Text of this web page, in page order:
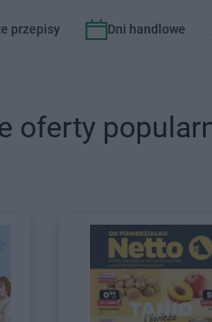
przepisy Dni handlowe
oferty